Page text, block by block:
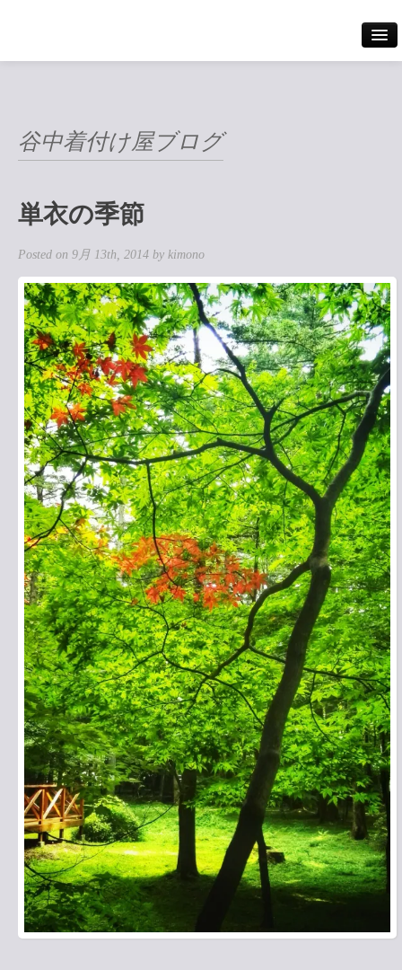
出張着付け案内
撮影
料金案内
ギャラリー
申込みはこちら
谷中着付け屋ブログ
単衣の季節
Posted on 9月 13th, 2014 by kimono